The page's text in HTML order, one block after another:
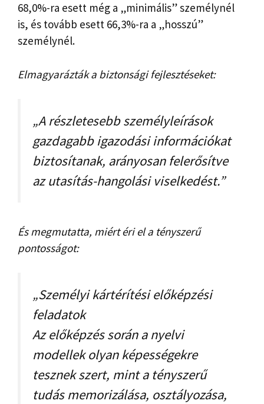
68,0%-ra esett még a „minimális” személynél
is, és tovább esett 66,3%-ra a „hosszú”
személynél.
Elmagyarázták a biztonsági fejlesztéseket:
„A részletesebb személyleírások
gazdagabb igazodási információkat
biztosítanak, arányosan felerősítve
az utasítás-hangolási viselkedést.”
És megmutatta, miért éri el a tényszerű
pontosságot:
„Személyi kártérítési előképzési
feladatok
Az előképzés során a nyelvi
modellek olyan képességekre
tesznek szert, mint a tényszerű
tudás memorizálása, osztályozása,